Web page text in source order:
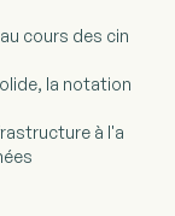
cours des cin
la notation
à l'a